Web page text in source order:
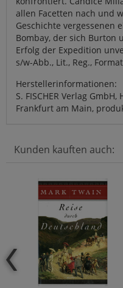
allen Facetten nach und
Geschichte vergessenen
Bombay, der sich Burton
Erfolg der Expedition
s/w-Abb., Lit., Reg.,
Herstellerinformationen:
S. FISCHER Verlag
Frankfurt am Main,
Kunden kauften auch: